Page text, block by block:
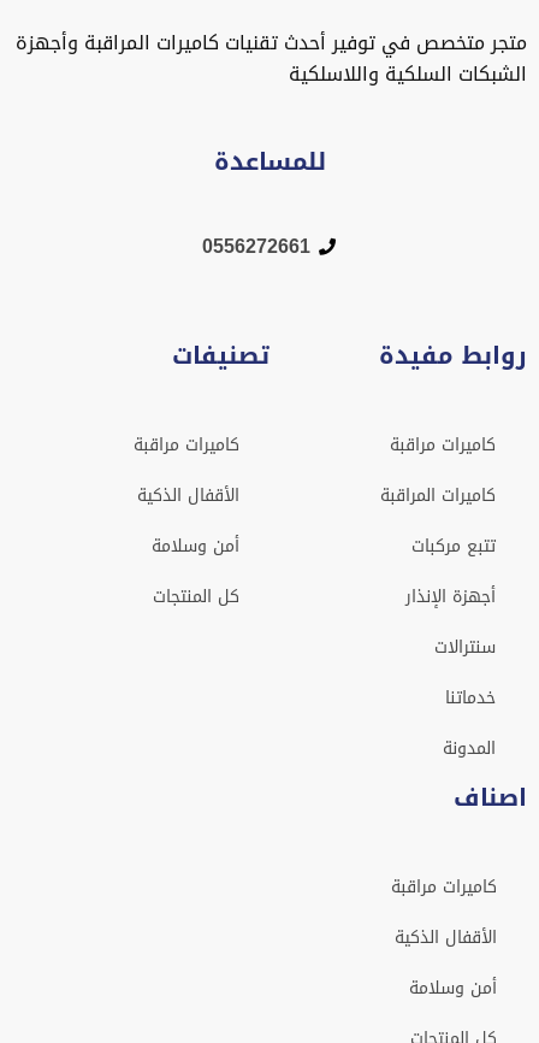
متجر متخصص في توفير أحدث تقنيات كاميرات المراقبة وأجهزة
الشبكات السلكية واللاسلكية
للمساعدة
0556272661
روابط مفيدة
كاميرات مراقبة
كاميرات المراقبة
تتبع مركبات
أجهزة الإنذار
سنترالات
خدماتنا
المدونة
تصنيفات
كاميرات مراقبة
الأقفال الذكية
أمن وسلامة
كل المنتجات
اصناف
كاميرات مراقبة
الأقفال الذكية
أمن وسلامة